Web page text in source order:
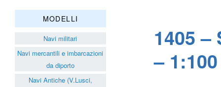
Associazione
1405 –
– 1:100
MODELLI
Navi militari
Navi mercantili e imbarcazioni
da diporto
Navi Antiche (V.Lusci,